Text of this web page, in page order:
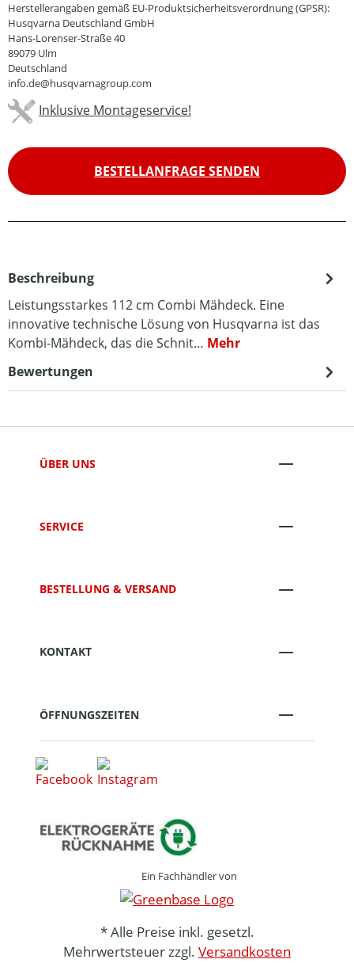
Herstellerangaben gemäß EU-Produktsicherheitsverordnung (GPSR):
Husqvarna Deutschland GmbH
Hans-Lorenser-Straße 40
89079 Ulm
Deutschland
info.de@husqvarnagroup.com
Inklusive Montageservice!
BESTELLANFRAGE SENDEN
Beschreibung
Leistungsstarkes 112 cm Combi Mähdeck. Eine
innovative technische Lösung von Husqvarna ist das
Kombi-Mähdeck, das die Schnit… Mehr
Bewertungen
ÜBER UNS
SERVICE
BESTELLUNG & VERSAND
KONTAKT
ÖFFNUNGSZEITEN
Ein Fachhändler von
* Alle Preise inkl. gesetzl.
Mehrwertsteuer zzgl. Versandkosten